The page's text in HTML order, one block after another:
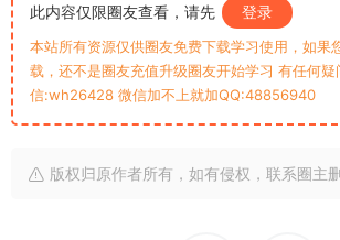
此内容仅限圈友查看，请先 登录
本站所有资源仅供圈友免费下载学习使用，如果
载，还不是圈友充值升级圈友开始学习 有任何疑
信:wh26428 微信加不上就加QQ:48856940
版权归原作者所有，如有侵权，联系圈主